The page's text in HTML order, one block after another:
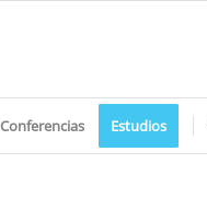
Conferencias Estudios